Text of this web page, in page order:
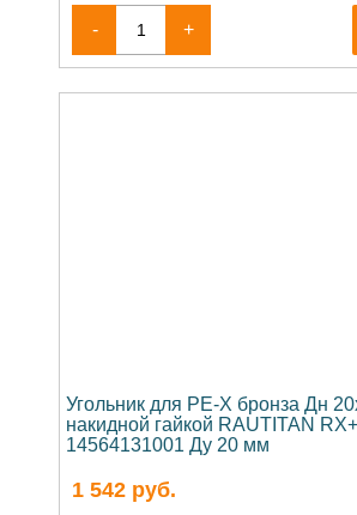
- +
Угольник для PE-X бронза Дн
накидной гайкой RAUTITAN
14564131001 Ду 20 мм
1 542 руб.